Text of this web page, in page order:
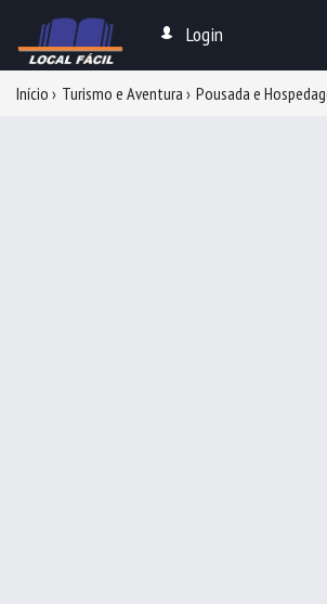
Login
Início Turismo e Aventura Pousada e